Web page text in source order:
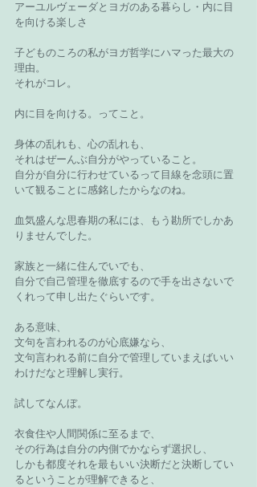
アーユルヴェーダとヨガのある暮らし・内に目
を向ける楽しさ
子どものころの私がヨガ哲学にハマった最大の
理由。
それがコレ。
内に目を向ける。ってこと。
身体の乱れも、心の乱れも、
それはぜーんぶ自分がやっていること。
自分が自分に行わせているって目線を念頭に置
いて観ることに感銘したからなのね。
血気盛んな思春期の私には、もう勘所でしかあ
りませんでした。
家族と一緒に住んでいでも、
自分で自己管理を徹底するので手を出さないで
くれって申し出たぐらいです。
ある意味、
文句を言われるのが心底嫌なら、
文句言われる前に自分で管理していまえばいい
わけだなと理解し実行。
試してなんぼ。
衣食住や人間関係に至るまで、
その行為は自分の内側でかならず選択し、
しかも都度それを最もいい決断だと決断してい
るということが理解できると、